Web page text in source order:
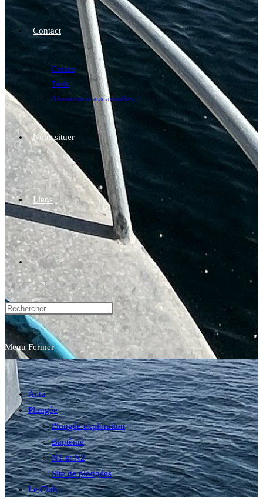
Contact
Contact
Tarifs
Abonnement aux actualités
Nous situer
Liens
Toggle
website
search
Menu Fermer
Actu
Plongée
Plongée exploration
Baptême
N1 et N2
Site de plongées
Le Club